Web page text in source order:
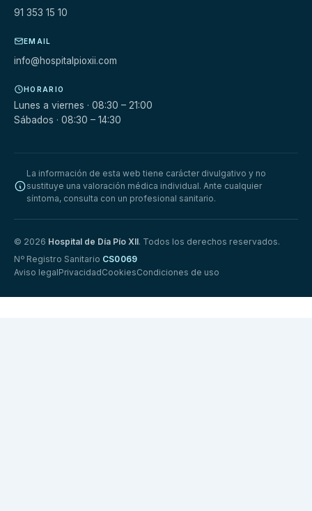
91 353 15 10
EMAIL
info@hospitalpioxii.com
HORARIO
Lunes a viernes · 08:30 – 21:00
Sábados · 08:30 – 14:30
La información de esta web tiene carácter divulgativo y no
sustituye una valoración médica individual. Ante cualquier
síntoma, consulta con un profesional sanitario.
© 2026 Hospital de Día Pío XII. Todos los derechos reservados.
Nº Registro Sanitario CS0069
Aviso legalPrivacidadCookiesCondiciones de uso